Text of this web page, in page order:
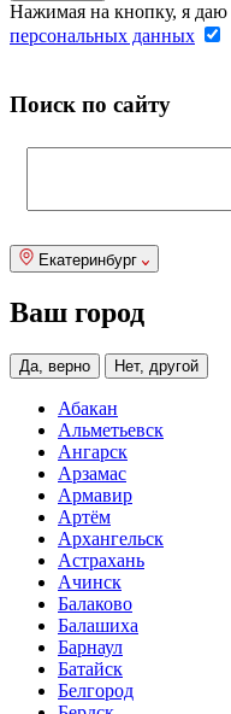
Нажимая на кнопку, я даю
персональных данных
Поиск по сайту
Екатеринбург
Ваш город
Да, верно Нет, другой
Абакан
Альметьевск
Ангарск
Арзамас
Армавир
Артём
Архангельск
Астрахань
Ачинск
Балаково
Балашиха
Барнаул
Батайск
Белгород